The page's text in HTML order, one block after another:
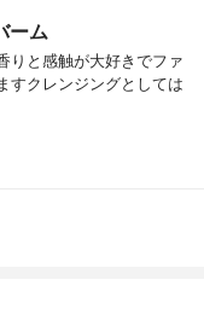
ーム
りと感触が大好きでファ
すクレンジングとしては